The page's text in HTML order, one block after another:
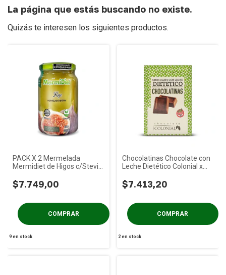
La página que estás buscando no existe.
Quizás te interesen los siguientes productos.
PACK X 2 Mermelada
Mermidiet de Higos c/Stevia
$7.749,00
9en stock
Chocolatinas Chocolate con
Leche Dietético Colonial x
$7.413,20
2 en stock